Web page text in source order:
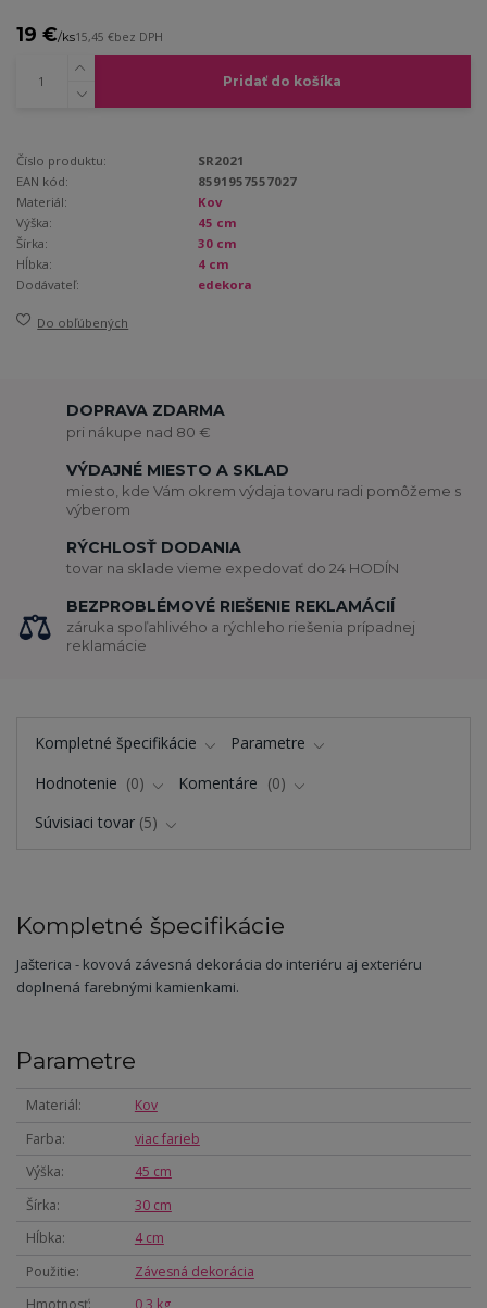
19 €/ks15,45 €bez DPH
Pridať do košíka
Číslo produktu:
SR2021
EAN kód:
8591957557027
Materiál:
Kov
Výška:
45 cm
Šírka:
30 cm
Hĺbka:
4 cm
Dodávateľ:
edekora
Do obľúbených
DOPRAVA ZDARMA
pri nákupe nad 80 €
VÝDAJNÉ MIESTO A SKLAD
miesto, kde Vám okrem výdaja tovaru radi pomôžeme s
výberom
RÝCHLOSŤ DODANIA
tovar na sklade vieme expedovať do 24 HODÍN
BEZPROBLÉMOVÉ RIEŠENIE REKLAMÁCIÍ
záruka spoľahlivého a rýchleho riešenia prípadnej
reklamácie
Kompletné špecifikácie
Parametre
Hodnotenie
0 Komentáre
0
Súvisiaci tovar 5
Kompletné špecifikácie
Jašterica - kovová závesná dekorácia do interiéru aj exteriéru
doplnená farebnými kamienkami.
Parametre
Materiál
Kov
Farba
viac farieb
Výška
45 cm
Šírka
30 cm
Hĺbka
4 cm
Použitie
Závesná dekorácia